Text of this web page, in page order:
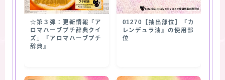
☆第３弾：更新情報『ア
ロマハーブプチ辞典クイ
ズ』『アロマハーブプチ
辞典』
01270【抽出部位】『カ
レンデュラ油』の使用部
位